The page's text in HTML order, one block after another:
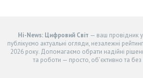
Hi-News: Цифровий Світ — ваш провідник у
публікуємо актуальні огляди, незалежні
2026 року. Допомагаємо обрати надійні
та роботи — просто, об’єктивно та без